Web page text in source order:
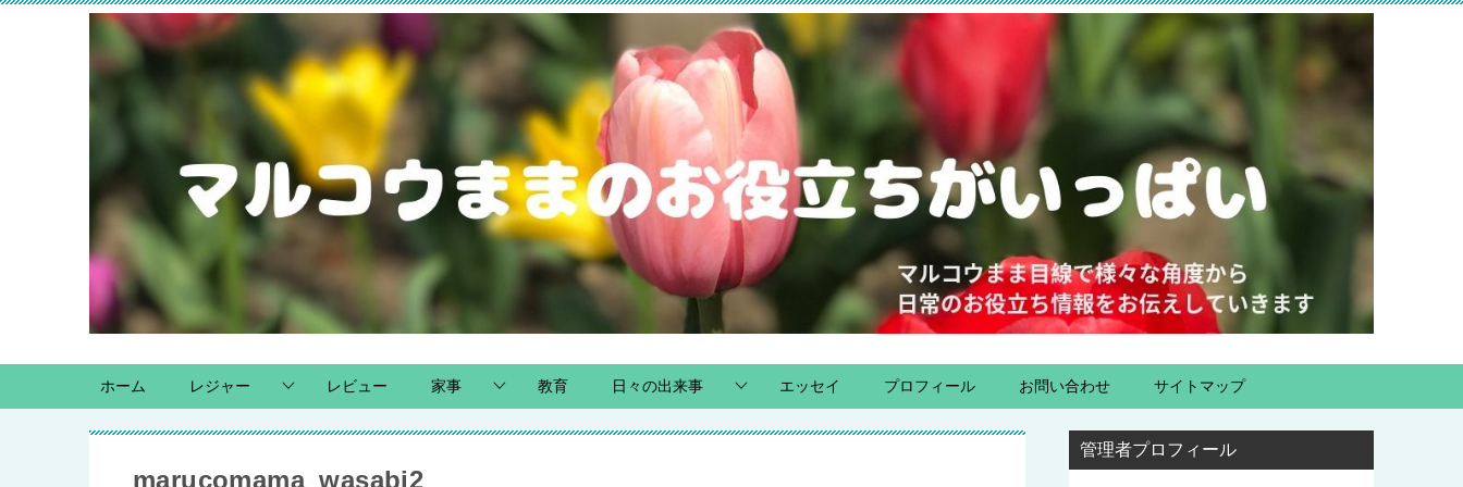
ホーム レジャー レビュー 家事 教育 日々の出来事 エッセイ プロフィール お問い合わせ サイトマップ
marucomama_wasabi2
管理者プロフィール